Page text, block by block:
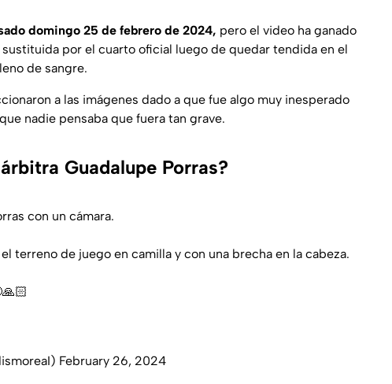
domingo 25 de febrero de 2024, pero el video ha ganado
por el cuarto oficial luego de quedar tendida en el
de sangre.
a las imágenes dado a que fue algo muy inesperado
nadie pensaba que fuera tan grave.
Guadalupe Porras?
con un cámara.
terreno de juego en camilla y con una brecha en la cabeza.
February 26, 2024